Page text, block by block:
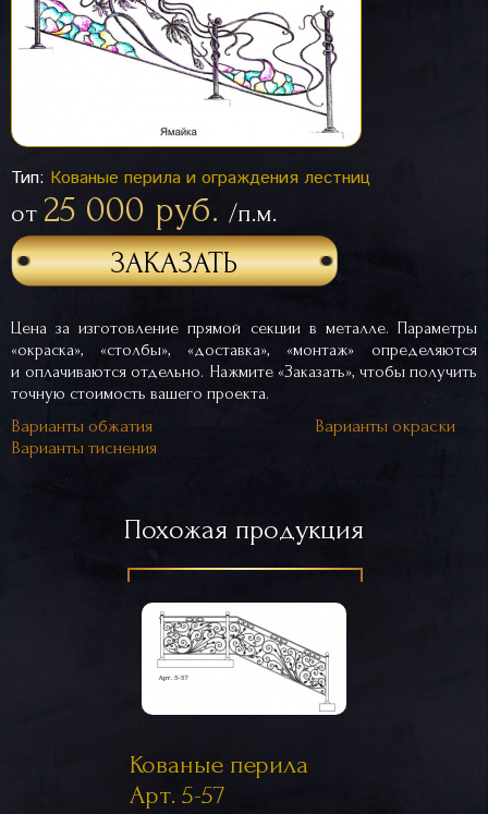
Тип: Кованые перила и ограждения лестниц
от 25 000 руб. /п.м.
ЗАКАЗАТЬ
Цена за изготовление прямой секции в металле. Параметры
«окраска», «столбы», «доставка», «монтаж» определяются
и оплачиваются отдельно. Нажмите «Заказать», чтобы получить
точную стоимость вашего проекта.
Варианты обжатия
Варианты окраски
Варианты тиснения
Похожая продукция
Кованые перила
Арт. 5-57